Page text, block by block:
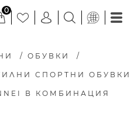
0
/ ОБУВКИ /
СПОРТНИ ОБУВКИ
В КОМБИНАЦИЯ